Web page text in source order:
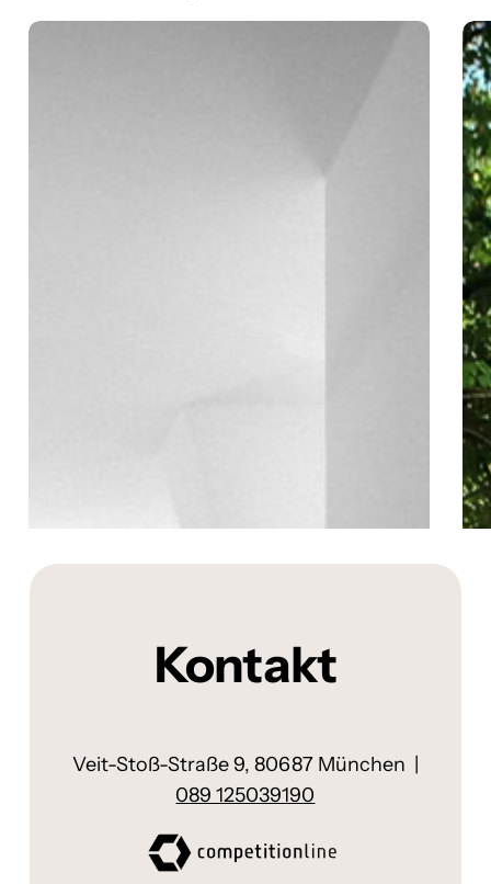
Betriebsurlaub
Kontakt
Veit-Stoß-Straße 9, 80687 München |
089 125039190